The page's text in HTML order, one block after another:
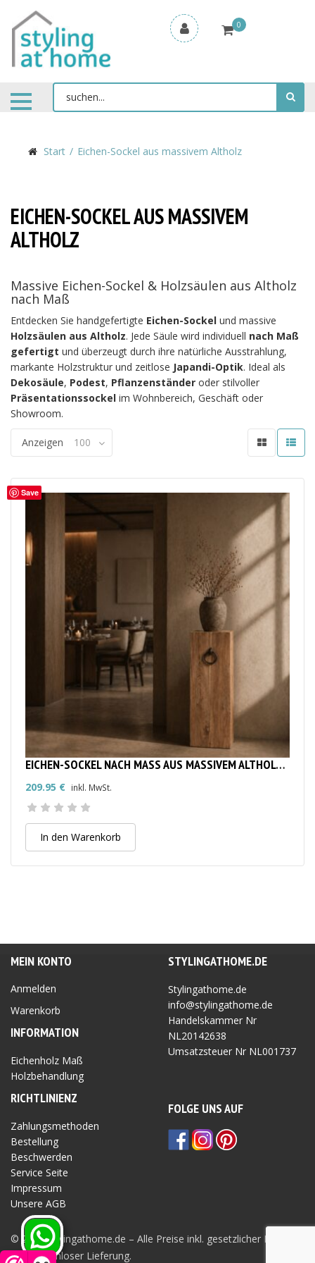
0
Start Eichen-Sockel aus massivem Altholz
EICHEN-SOCKEL AUS MASSIVEM
ALTHOLZ
Massive Eichen-Sockel & Holzsäulen aus Altholz
nach Maß
Entdecken Sie handgefertigte Eichen-Sockel und massive
Holzsäulen aus Altholz. Jede Säule wird individuell nach Maß
gefertigt und überzeugt durch ihre natürliche Ausstrahlung,
markante Holzstruktur und zeitlose Japandi-Optik. Ideal als
Dekosäule, Podest, Pflanzenständer oder stilvoller
Präsentationssockel im Wohnbereich, Geschäft oder
Showroom.
Anzeigen 100
Save
EICHEN-SOCKEL NACH MASS AUS MASSIVEM ALTHOLZ | MASSIVE HOLZSÄULE & DEKOSÄULE
209.95 € inkl. MwSt.
In den Warenkorb
MEIN KONTO
Anmelden
Warenkorb
INFORMATION
Eichenholz Maß
Holzbehandlung
RICHTLINIENZ
Zahlungsmethoden
Bestellung
Beschwerden
Service Seite
Impressum
Unsere AGB
Privatsphäre Seite
STYLINGATHOME.DE
Stylingathome.de
info@stylingathome.de
Handelskammer Nr
NL20142638
Umsatzsteuer Nr NL001737
FOLGE UNS AUF
© 2026 Stylingathome.de – Alle Preise inkl. gesetzlicher MwSt.
und kostenloser Lieferung.